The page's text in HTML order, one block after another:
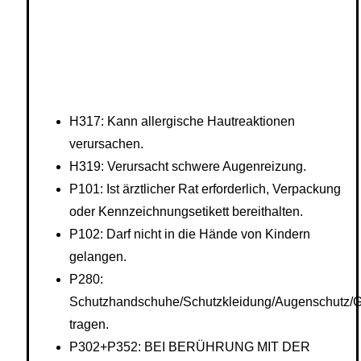
H317: Kann allergische Hautreaktionen
verursachen.
H319: Verursacht schwere Augenreizung.
P101: Ist ärztlicher Rat erforderlich, Verpackung
oder Kennzeichnungsetikett bereithalten.
P102: Darf nicht in die Hände von Kindern
gelangen.
P280:
Schutzhandschuhe/Schutzkleidung/Augenschutz/
tragen.
P302+P352: BEI BERÜHRUNG MIT DER